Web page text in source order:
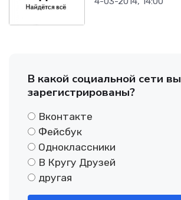
В какой социальной сети вы
зарегистрированы?
Вконтакте
Фейсбук
Одноклассники
В Кругу Друзей
другая